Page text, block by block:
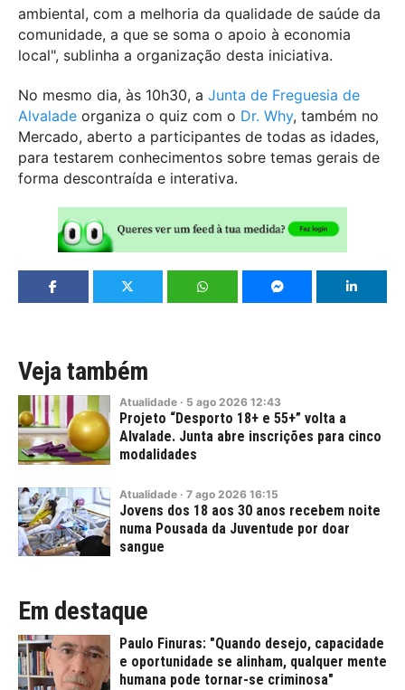
ambiental, com a melhoria da qualidade de saúde da
comunidade, a que se soma o apoio à economia
local", sublinha a organização desta iniciativa.
No mesmo dia, às 10h30, a Junta de Freguesia de
Alvalade organiza o quiz com o Dr. Why, também no
Mercado, aberto a participantes de todas as idades,
para testarem conhecimentos sobre temas gerais de
forma descontraída e interativa.
Veja também
Atualidade · 5 ago 2026 12:43
Projeto “Desporto 18+ e 55+” volta a
Alvalade. Junta abre inscrições para cinco
modalidades
Atualidade · 7 ago 2026 16:15
Jovens dos 18 aos 30 anos recebem noite
numa Pousada da Juventude por doar
sangue
Em destaque
Paulo Finuras: "Quando desejo, capacidade
e oportunidade se alinham, qualquer mente
humana pode tornar-se criminosa"